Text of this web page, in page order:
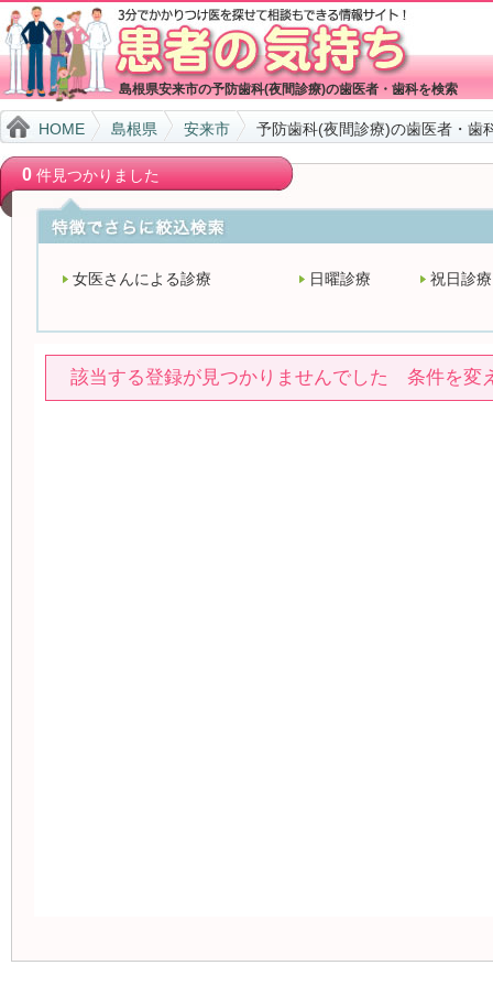
島根県安来市の予防歯科(夜間診療)の歯医者・歯科を検索
HOME 島根県 安来市 予防歯科(夜間診療)の歯医者・歯
0件見つかりました
女医さんによる診療 日曜診療 祝日診療
該当する登録が見つかりませんでした 条件を